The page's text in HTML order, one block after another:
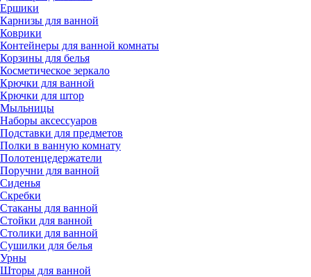
Ершики
Карнизы для ванной
Коврики
Контейнеры для ванной комнаты
Корзины для белья
Косметическое зеркало
Крючки для ванной
Крючки для штор
Мыльницы
Наборы аксессуаров
Подставки для предметов
Полки в ванную комнату
Полотенцедержатели
Поручни для ванной
Сиденья
Скребки
Стаканы для ванной
Стойки для ванной
Столики для ванной
Сушилки для белья
Урны
Шторы для ванной